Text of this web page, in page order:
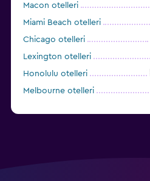
Macon otelleri
Miami Beach otelleri
Chicago otelleri
Lexington otelleri
Honolulu otelleri
Melbourne otelleri